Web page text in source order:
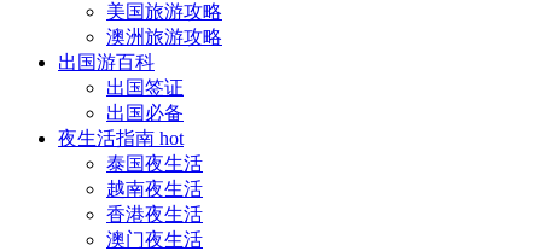
美国旅游攻略
澳洲旅游攻略
出国游百科
出国签证
出国必备
夜生活指南 hot
泰国夜生活
越南夜生活
香港夜生活
澳门夜生活